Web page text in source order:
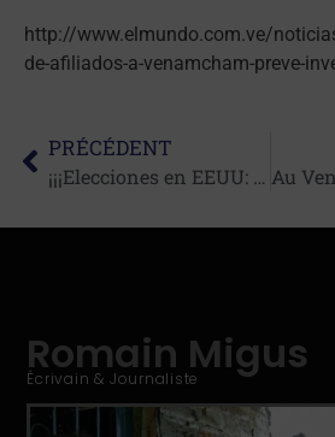
http://www.elmundo.com.ve/
de-afiliados-a-venamcham-preve-
PRÉCÉDENT
¡¡¡Elecciones en EEUU: Ganó Rockefeller !!!
Romain Migus
Écrivain & Journaliste